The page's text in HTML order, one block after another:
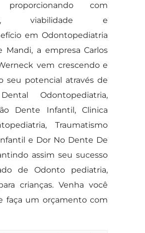
proporcionando com
viabilidade e
em Odontopediatria
Mandi, a empresa Carlos
vem crescendo e
seu potencial através de
Odontopediatria,
Dente Infantil, Clinica
Traumatismo
e Dor No Dente De
assim seu sucesso
de Odonto pediatria,
crianças. Venha você
faça um orçamento com